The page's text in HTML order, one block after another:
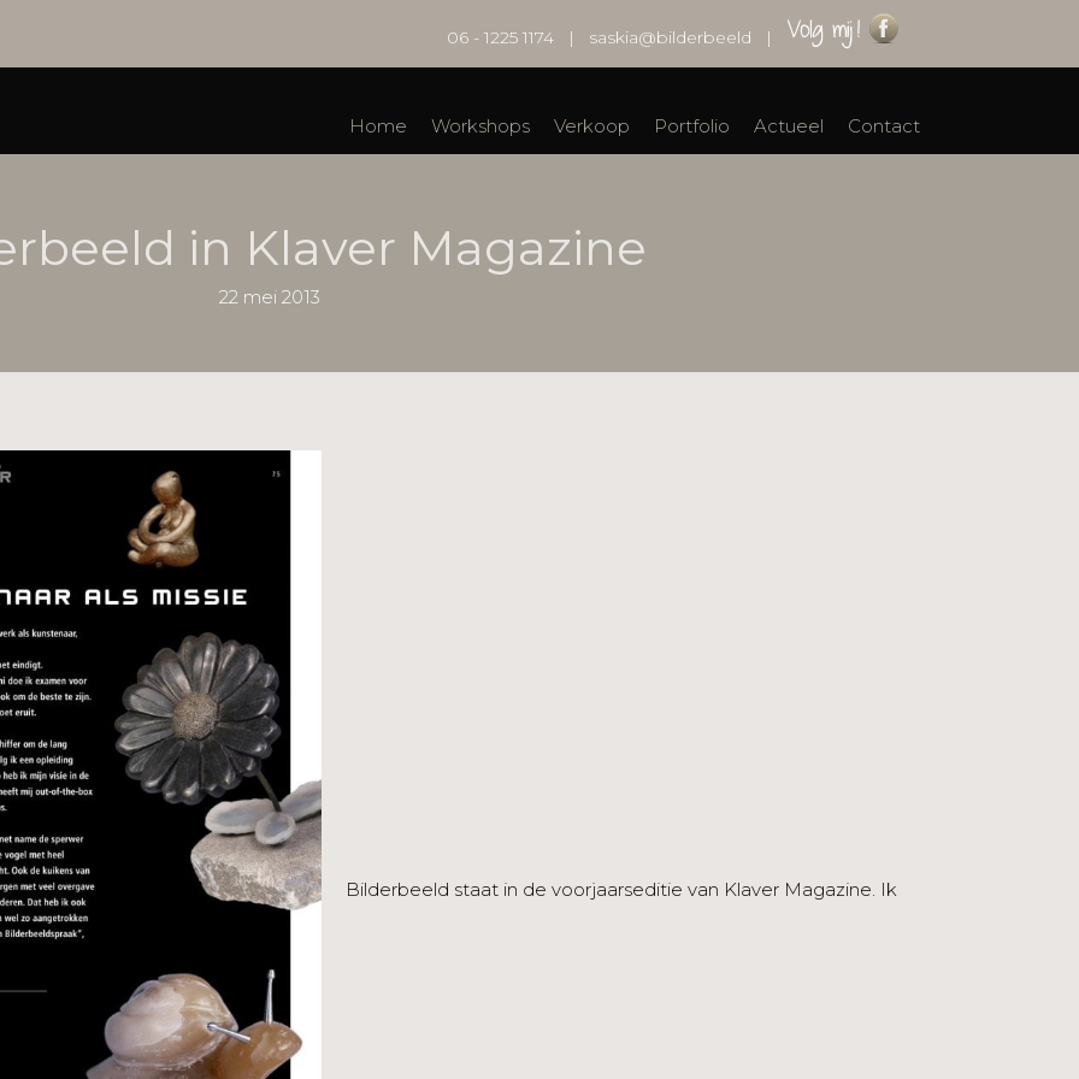
06 - 1225 1174 | saskia@bilderbeeld |
Home Workshops Verkoop Portfolio Actueel Contact
in Klaver Magazine
22 mei 2013
Bilderbeeld staat in de voorjaarseditie van Klaver Magazine. Ik